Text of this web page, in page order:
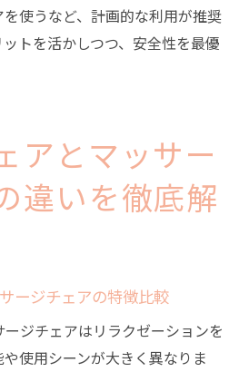
使うなど、計画的な利用が推奨
トを活かしつつ、安全性を最優
アとマッサー
違いを徹底解
ージチェアの特徴比較
ジチェアはリラクゼーションを
使用シーンが大きく異なりま